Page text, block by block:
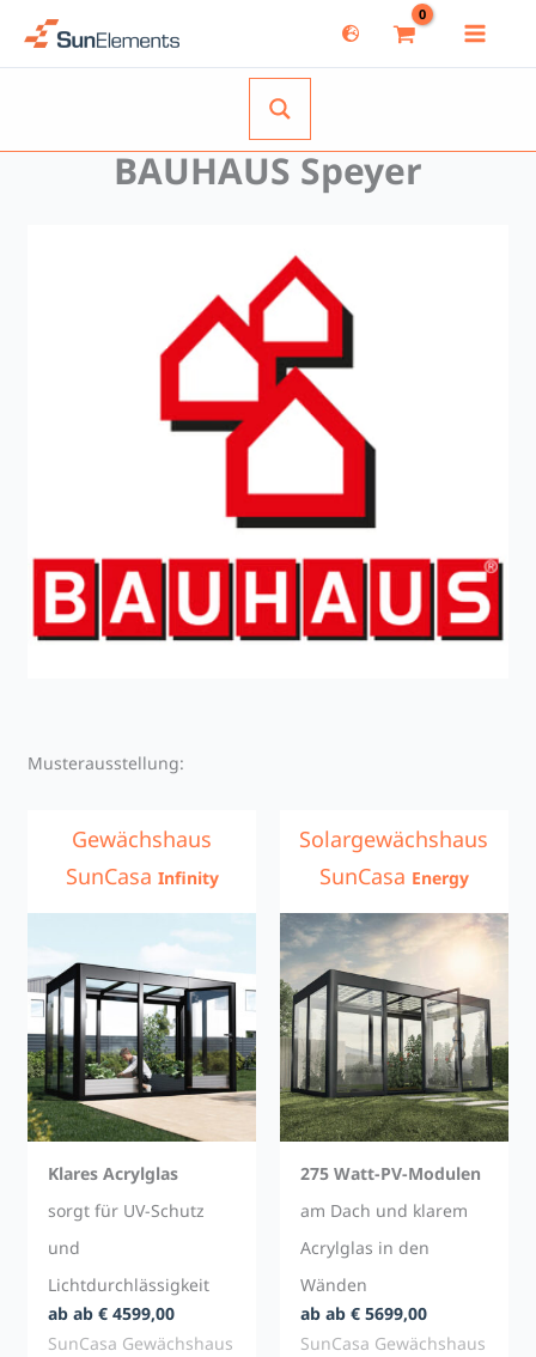
Inhalt
BAUHAUS Speyer
Musterausstellung:
Gewächshaus
SunCasa Infinity
Klares Acrylglas
sorgt für UV-Schutz
und
Lichtdurchlässigkeit
ab ab € 4599,00
SunCasa Gewächshaus
Solargewächshaus
SunCasa Energy
275 Watt-PV-Modulen
am Dach und klarem
Acrylglas in den
Wänden
ab ab € 5699,00
SunCasa Gewächshaus